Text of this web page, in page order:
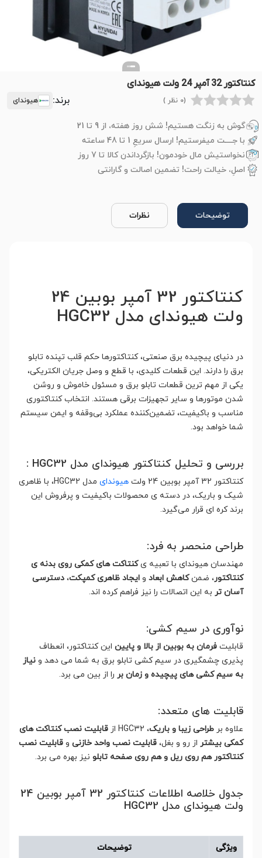
کنتاکتور 32 آمپر 24 ولت هیوندای
(0 نظر ) برند: هیوندای
گوش به زنگت هستیم! شش روز هفته، از 9 تا 21
با جــــت میفرستیم! ارسال سریعِ 1 تا 48 ساعته
نخواستیش مال خودمون! بازگرداندن کالا تا 7 روز
اصلِ، خیالت راحت! تضمین اصالت و گارانتی
توضیحات نظرات
کنتاکتور 32 آمپر بوبین 24
ولت هیوندای مدل HGC32
در دنیای پیچیده برق صنعتی، کنتاکتورها حکم قلب تپنده تابلو
برق را دارند. این قطعات کلیدی، با قطع و وصل جریان الکتریکی،
یکی از مهم ترین قطعات تابلو برق و مسئول خاموش و روشن
شدن موتورها و سایر تجهیزات برقی هستند. انتخاب کنتاکتوری
مناسب و باکیفیت، تضمین‌کننده عملکرد بی‌وقفه و ایمن سیستم
شما خواهد بود.
بررسی و تحلیل کنتاکتور هیوندای مدل HGC32 :
کنتاکتور 32 آمپر بوبین 24 ولت هیوندای
مدل HGC32، با ظاهری
شیک و باریک، در دسته ی محصولات باکیفیت و پرفروش این
برند کره ای قرار می‌گیرد.
طراحی منحصر به فرد:
مهندسان هیوندای با تعبیه یکنتاکت های کمکی روی بدنه ی
کنتاکتور، ضمنکاهش ابعاد و ایجاد ظاهری کمپکت، دسترسی
آسان تر به این اتصالات را نیز فراهم کرده اند.
نوآوری در سیم کشی:
قابلیت فرمان به بوبین از بالا و پایین این کنتاکتور، انعطاف
پذیری چشمگیری در سیم کشی تابلو برق به شما می دهد و نیاز
به سیم کشی های پیچیده و زمان بر را از بین می برد.
قابلیت های متعدد:
علاوه بر طراحی زیبا و باریک، HGC32 از
قابلیت نصب کنتاکت های
کمکی بیشتر از رو و بغل، قابلیت نصب واحد خازنی و قابلیت نصب
کنتاکتور هم روی ریل و هم روی صفحه تابلو نیز بهره می برد.
جدول خلاصه اطلاعات کنتاکتور 32 آمپر بوبین 24
ولت هیوندای مدل HGC32
ویژگی توضیحات